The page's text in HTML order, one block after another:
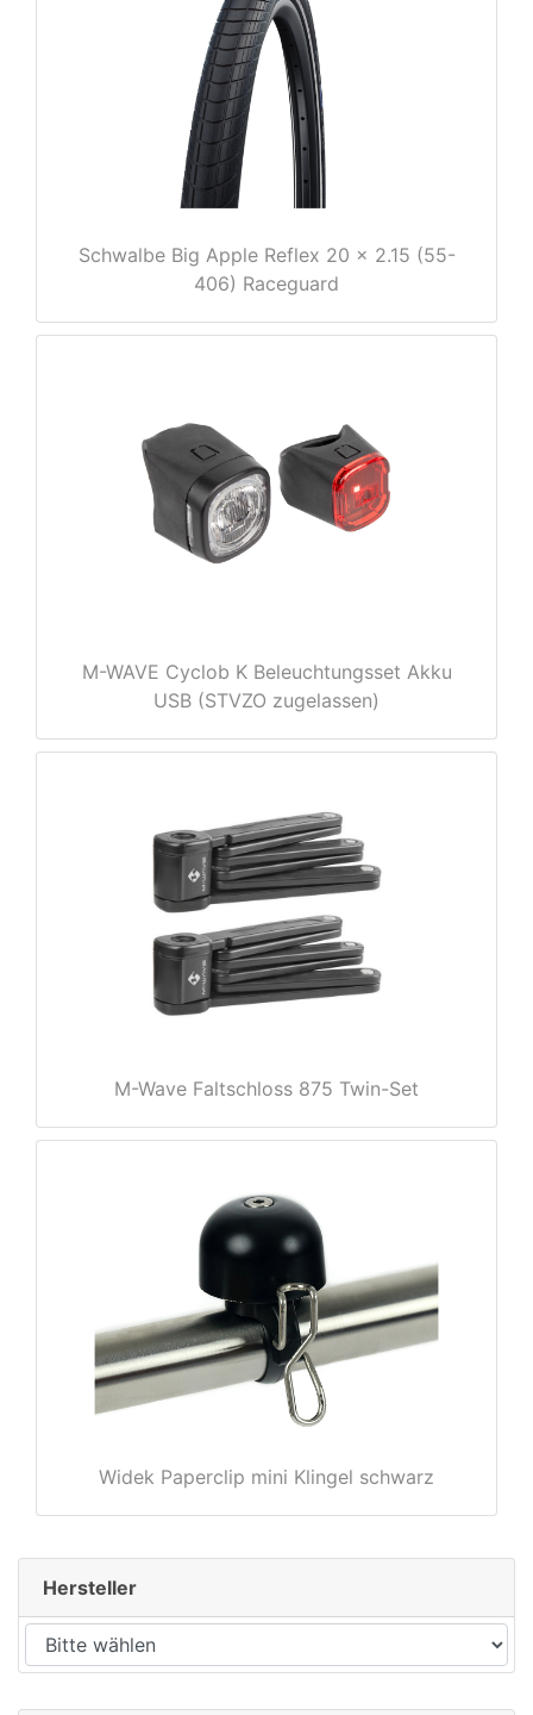
Schwalbe Big Apple Reflex 20 x 2.15 (55-
406) Raceguard
M-WAVE Cyclob K Beleuchtungsset Akku
USB (STVZO zugelassen)
M-Wave Faltschloss 875 Twin-Set
Widek Paperclip mini Klingel schwarz
Hersteller